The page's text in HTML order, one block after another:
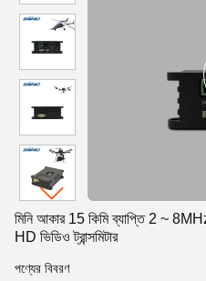
মিনি আকার 15 কিমি ব্যাপ্তি 2 ~
HD ভিডিও ট্রান্সমিটার
পণ্যের বিবরণ